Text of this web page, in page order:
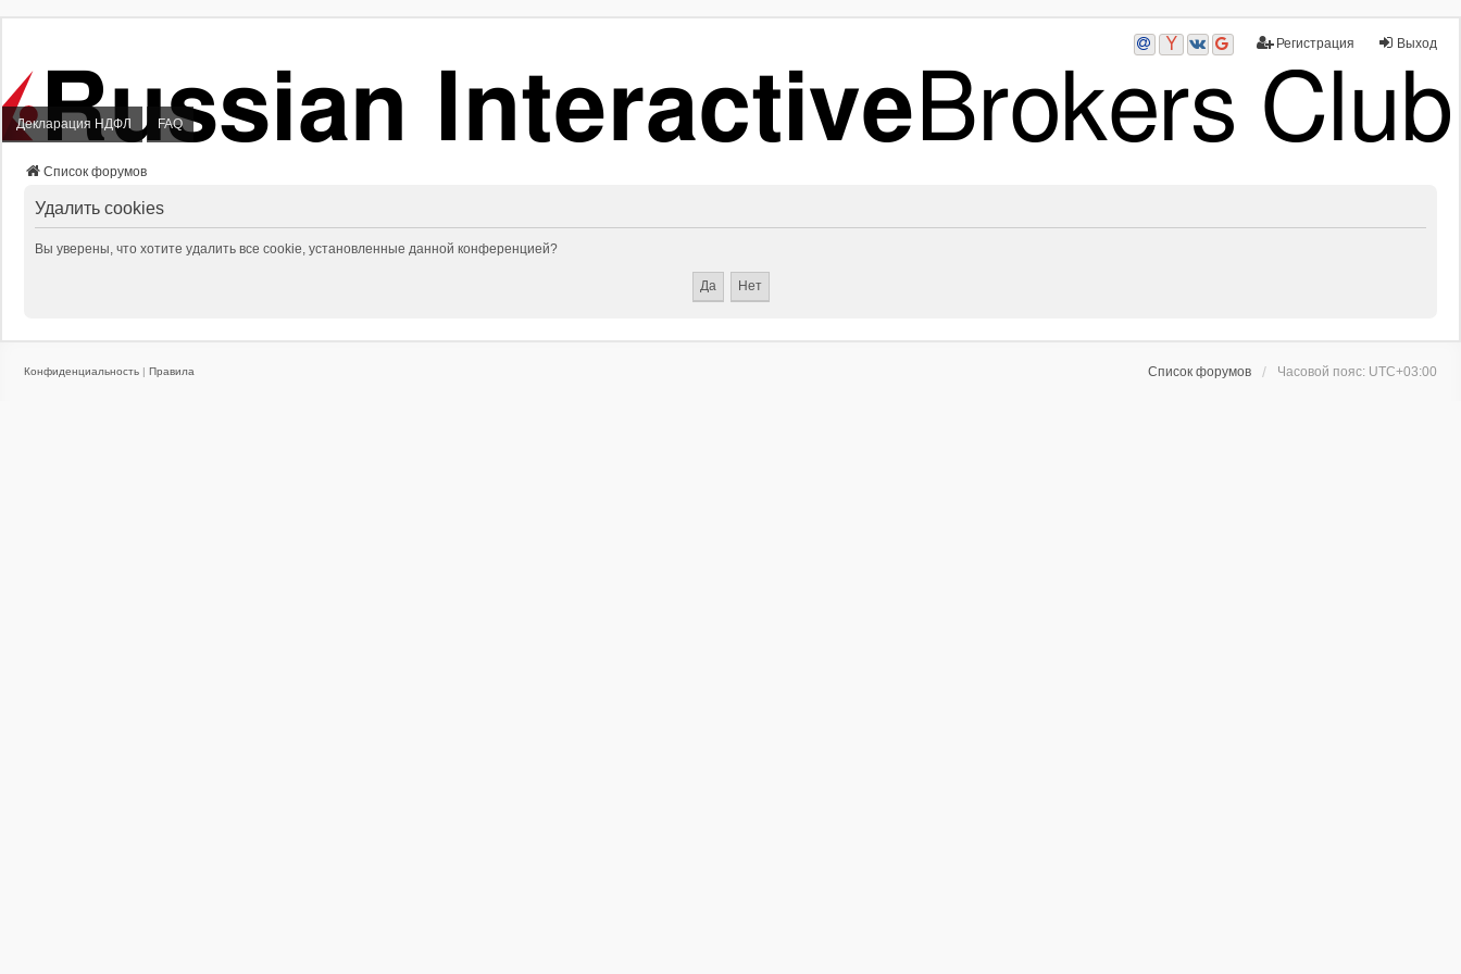
Выход
Регистрация
Декларация НДФЛ FAQ
Список форумов
Удалить cookies
Вы уверены, что хотите удалить все cookie, установленные данной конференцией?
Список форумов Часовой пояс: UTC+03:00
Конфиденциальность | Правила